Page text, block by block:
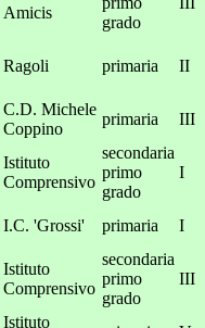
Amicis
grado
Ragoli primaria II
C.D. Michele
Coppino
primaria III
Istituto
Comprensivo
secondaria
primo
grado
I
I.C. 'Grossi' primaria I
Istituto
Comprensivo
secondaria
primo
grado
III
Istituto